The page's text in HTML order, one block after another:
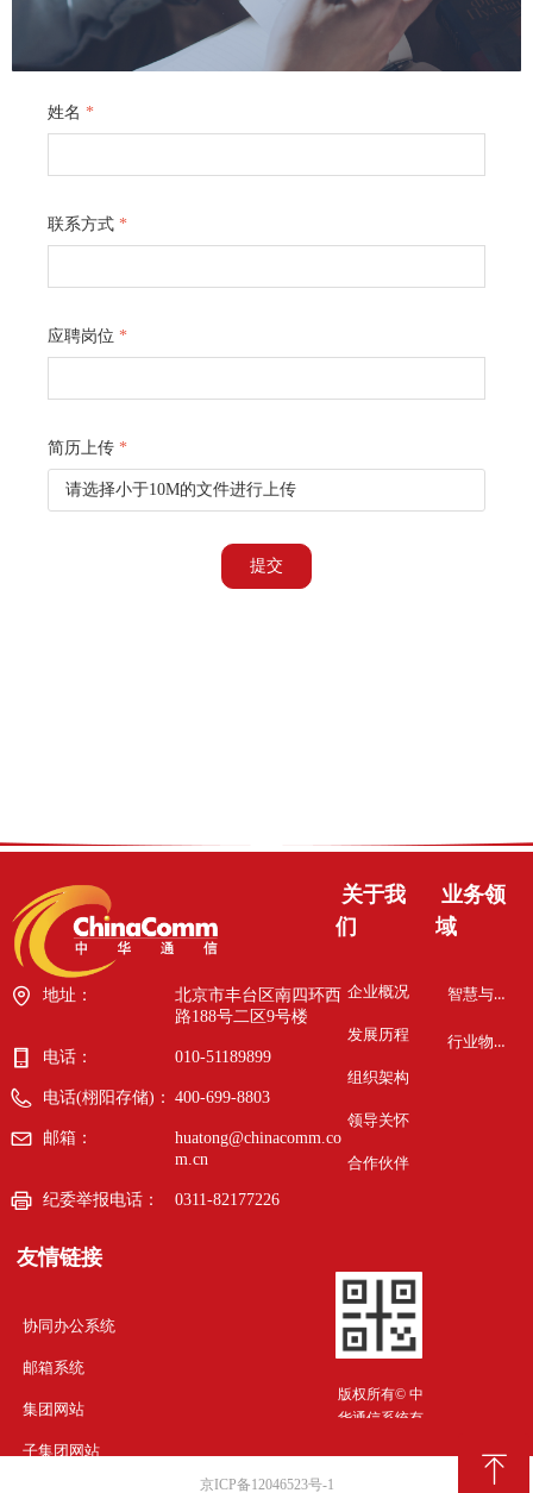
姓名 *
联系方式 *
应聘岗位 *
简历上传 *
请选择小于10M的文件进行上传
提交
地址：
北京市丰台区南四环西
路188号二区9号楼
电话： 010-51189899
电话(栩阳存储)： 400-699-8803
邮箱：
huatong@chinacomm.co
m.cn
纪委举报电话： 0311-82177226
企业概况
发展历程
组织架构
领导关怀
合作伙伴
关于我
们
智慧与安全
行业物联网
业务领
域
友情链接
协同办公系统
邮箱系统
集团网站
子集团网站
版权所有© 中
华通信系统有
京ICP备12046523号-1 ꁸ